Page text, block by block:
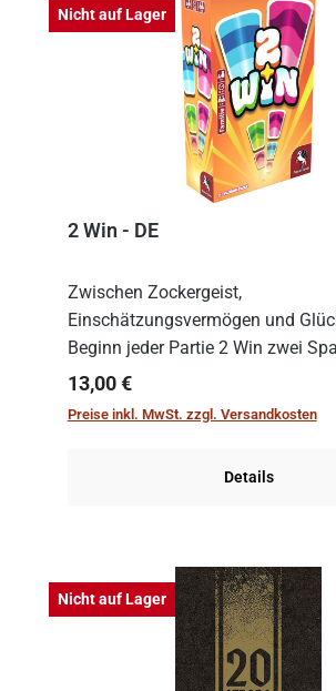
Nicht auf Lager
2 Win - DE
Zwischen Zockergeist,
Einschätzungsvermögen und
Beginn jeder Partie 2 Win zwei
Spielenden aus, die es in die Höhe
gilt. Doch das geht natürlich nur,
Regulärer Preis:
13,00 €
Preise inkl. MwSt. zzgl. Versandkosten
Details
Nicht auf Lager